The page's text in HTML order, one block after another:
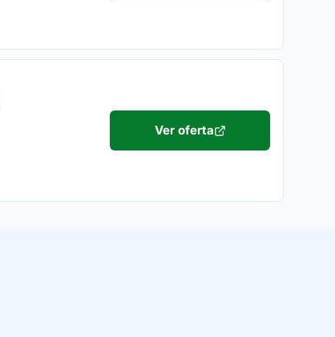
Ver oferta